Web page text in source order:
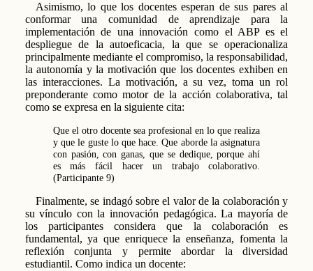
Asimismo, lo que los docentes esperan de sus pares al
conformar una comunidad de aprendizaje para la
implementación de una innovación como el ABP es el
despliegue de la autoeficacia, la que se operacionaliza
principalmente mediante el compromiso, la responsabilidad,
la autonomía y la motivación que los docentes exhiben en
las interacciones. La motivación, a su vez, toma un rol
preponderante como motor de la acción colaborativa, tal
como se expresa en la siguiente cita:
Que el otro docente sea profesional en lo que realiza
y que le guste lo que hace. Que aborde la asignatura
con pasión, con ganas, que se dedique, porque ahí
es más fácil hacer un trabajo colaborativo.
(Participante 9)
Finalmente, se indagó sobre el valor de la colaboración y
su vínculo con la innovación pedagógica. La mayoría de
los participantes considera que la colaboración es
fundamental, ya que enriquece la enseñanza, fomenta la
reflexión conjunta y permite abordar la diversidad
estudiantil. Como indica un docente: